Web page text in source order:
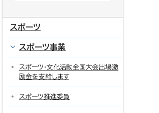
スポーツ
スポーツ事業
スポーツ・文化活動全国大会出場激
励金を支給します
スポーツ推進委員